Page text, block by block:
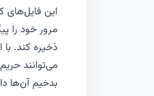
این فایل‌های
مرور خود را
ذخیره کند.
می‌توانند
بدخیم آن‌ها